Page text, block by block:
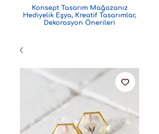
Konsept Tasarım Mağazanız
Hediyelik Eşya, Kreatif Tasarımlar,
Dekorasyon Önerileri